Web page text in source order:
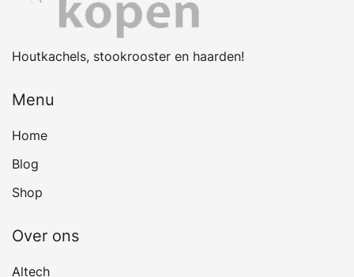
Houtkachels, stookrooster en haarden!
Menu
Home
Blog
Shop
Over ons
Altech